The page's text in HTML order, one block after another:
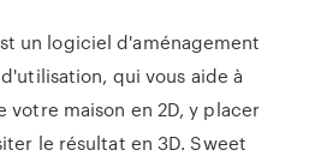
un logiciel d'aménagement
qui vous aide à
votre maison en 2D, y placer
le résultat en 3D. Sweet